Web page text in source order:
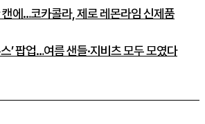
에…코카콜라, 제로 레몬라임 신제품
’ 팝업…여름 샌들·지비츠 모두 모였다